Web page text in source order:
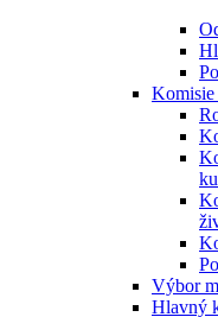
Výbor
Hlavný